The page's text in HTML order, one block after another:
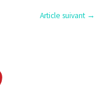
Article suivant →